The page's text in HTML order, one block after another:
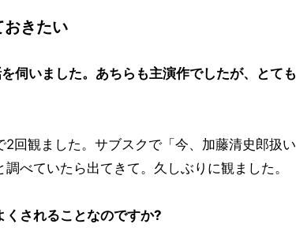
おきたい
いました。あちらも主演作でしたが、とても
回観ました。サブスクで「今、加藤清史郎扱い
べていたら出てきて。久しぶりに観ました。
されることなのですか?